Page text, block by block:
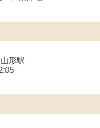
形駅